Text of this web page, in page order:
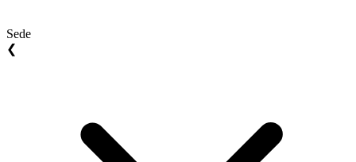
Sede
❮